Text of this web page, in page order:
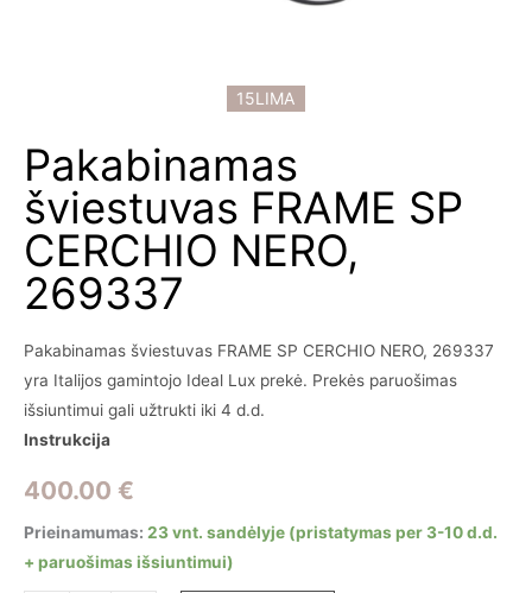
15LIMA
Pakabinamas
šviestuvas FRAME SP
CERCHIO NERO,
269337
Pakabinamas šviestuvas FRAME SP CERCHIO NERO, 269337
yra Italijos gamintojo Ideal Lux prekė. Prekės paruošimas
išsiuntimui gali užtrukti iki 4 d.d.
Instrukcija
400.00 €
Prieinamumas: 23 vnt. sandėlyje (pristatymas per 3-10 d.d.
+ paruošimas išsiuntimui)